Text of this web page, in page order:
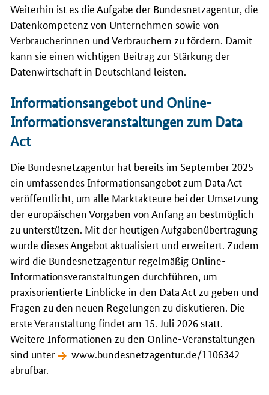
Weiterhin ist es die Aufgabe der Bundesnetzagentur, die
Datenkompetenz von Unternehmen sowie von
Verbraucherinnen und Verbrauchern zu fördern. Damit
kann sie einen wichtigen Beitrag zur Stärkung der
Datenwirtschaft in Deutschland leisten.
Informationsangebot und Online-
Informationsveranstaltungen zum Data
Act
Die Bundesnetzagentur hat bereits im September 2025
ein umfassendes Informationsangebot zum Data Act
veröffentlicht, um alle Marktakteure bei der Umsetzung
der europäischen Vorgaben von Anfang an bestmöglich
zu unterstützen. Mit der heutigen Aufgabenübertragung
wurde dieses Angebot aktualisiert und erweitert. Zudem
wird die Bundesnetzagentur regelmäßig Online-
Informationsveranstaltungen durchführen, um
praxisorientierte Einblicke in den Data Act zu geben und
Fragen zu den neuen Regelungen zu diskutieren. Die
erste Veranstaltung findet am 15. Juli 2026 statt.
Weitere Informationen zu den Online-Veranstaltungen
sind unter
www.bundesnetzagentur.de/1106342
abrufbar.